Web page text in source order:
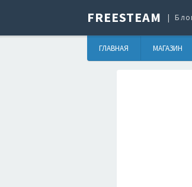
FREESTEAM
ГЛАВНАЯ МАГАЗИН